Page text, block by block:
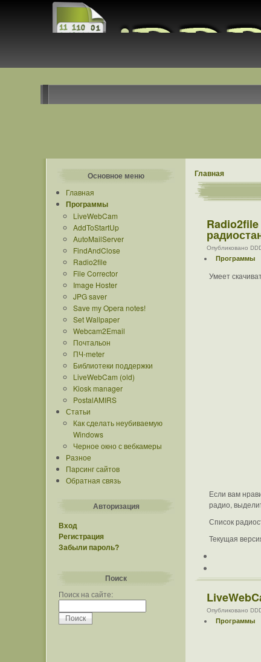
Основное меню
Главная
Программы
LiveWebCam
AddToStartUp
AutoMailServer
FindAndClose
Radio2file
File Corrector
Image Hoster
JPG saver
Save my Opera notes!
Set Wallpaper
Webcam2Email
Почтальон
ПЧ-meter
Библиотеки поддержки
LiveWebCam (old)
Kiosk manager
PostalAMIRS
Статьи
Как сделать неубиваемую
Windows
Черное окно с вебкамеры
Разное
Парсинг сайтов
Обратная связь
Авторизация
Вход
Регистрация
Забыли пароль?
Поиск
Поиск на сайте:
Главная
Опубликовано
Программы
Умеет
Если вам
радио,
Список
Текущая
Опубликовано
Программы